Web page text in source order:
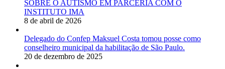
SOBRE O AUTISMO EM PARCERIA COM O
INSTITUTO IMA
8 de abril de 2026
Delegado do Confep Maksuel Costa tomou posse como
conselheiro municipal da habilitação de São Paulo.
20 de dezembro de 2025